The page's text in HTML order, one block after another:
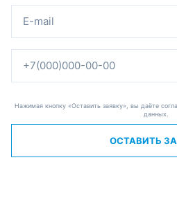
Нажимая кнопку «Оставить заявку», вы даёте
данных.
ОСТАВИТЬ